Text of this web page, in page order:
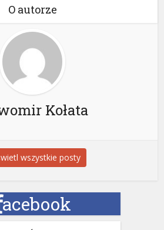
O autorze
Kołata
wszystkie posty
acebook